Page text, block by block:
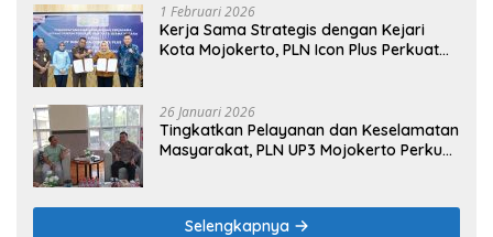
1 Februari 2026
Kerja Sama Strategis dengan Kejari
Kota Mojokerto, PLN Icon Plus Perkuat
26 Januari 2026
Tingkatkan Pelayanan dan Keselamatan
Masyarakat, PLN UP3 Mojokerto Perkuat
Selengkapnya